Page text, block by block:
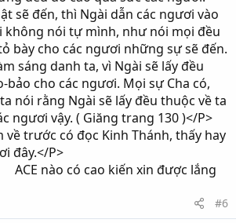
sẽ đến, thì Ngài dẫn các ngươi vào
không nói tự mình, như nói mọi đều
bày cho các ngươi những sự sẽ đến.
sáng danh ta, vì Ngài sẽ lấy đều
bảo cho các ngươi. Mọi sự Cha có,
nói rằng Ngài sẽ lấy đều thuộc về ta
ngươi vậy. ( Giăng trang 130 )</P>
về trước có đọc Kinh Thánh, thấy hay
đây.</P>
có cao kiến xin được lắng
#6